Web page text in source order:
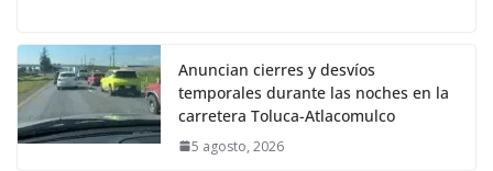
Anuncian cierres y desvíos
temporales durante las noches en la
carretera Toluca-Atlacomulco
5 agosto, 2026